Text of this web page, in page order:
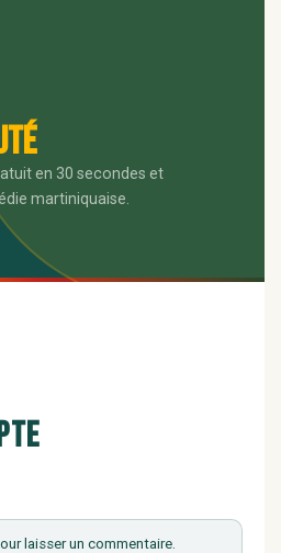
en 30 secondes et
martiniquaise.
laisser un commentaire.